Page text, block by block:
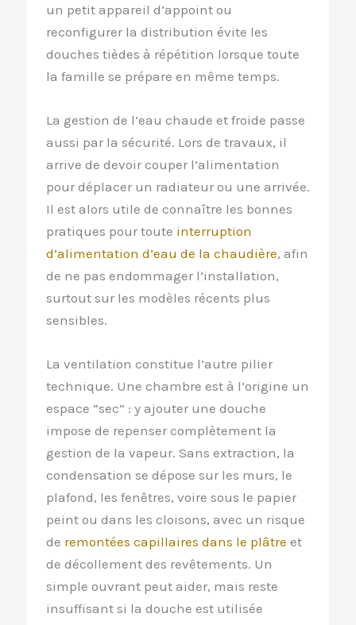
un petit appareil d’appoint ou
reconfigurer la distribution évite les
douches tièdes à répétition lorsque toute
la famille se prépare en même temps.
La gestion de l’eau chaude et froide passe
aussi par la sécurité. Lors de travaux, il
arrive de devoir couper l’alimentation
pour déplacer un radiateur ou une arrivée.
Il est alors utile de connaître les bonnes
pratiques pour toute interruption
d’alimentation d’eau de la chaudière, afin
de ne pas endommager l’installation,
surtout sur les modèles récents plus
sensibles.
La ventilation constitue l’autre pilier
technique. Une chambre est à l’origine un
espace “sec” : y ajouter une douche
impose de repenser complètement la
gestion de la vapeur. Sans extraction, la
condensation se dépose sur les murs, le
plafond, les fenêtres, voire sous le papier
peint ou dans les cloisons, avec un risque
de remontées capillaires dans le plâtre et
de décollement des revêtements. Un
simple ouvrant peut aider, mais reste
insuffisant si la douche est utilisée